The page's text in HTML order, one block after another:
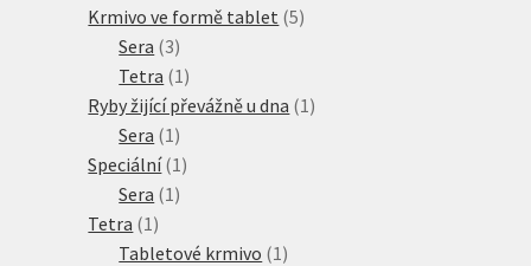
produkty
Krmivo ve formě tablet 55
Sera 33
produkty
Tetra 1 1
produkt
Ryby žijící převážně u dna 1 1
Sera 1 1
produkt
Speciální 1 1
Sera 1 1
Tetra 1 1
produkt
Tabletové krmivo 1 1